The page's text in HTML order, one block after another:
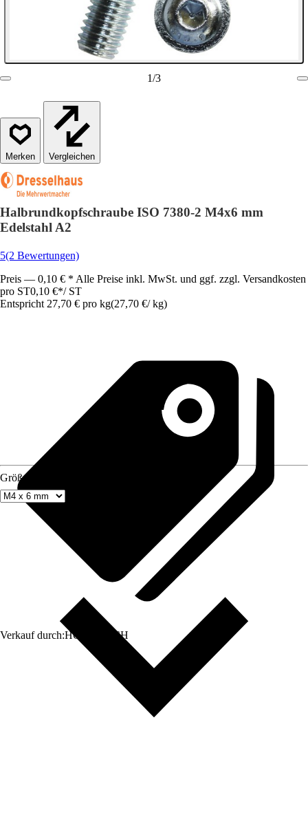
1/3
Vergleichen
Halbrundkopfschraube ISO 7380-2 M4x6 mm
Edelstahl A2
5(2 Bewertungen)
Preis — 0,10 € * Alle Preise inkl. MwSt. und ggf. zzgl. Versandkosten
pro ST0,10 €*/ ST
Entspricht 27,70 € pro kg(27,70 €/ kg)
Verkauf durch:HORNBACH
Größe